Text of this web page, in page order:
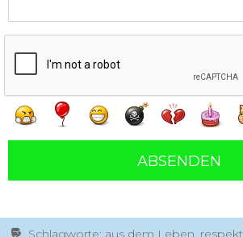
ABSENDEN
Schlagworte: aus dem Leben, respekt